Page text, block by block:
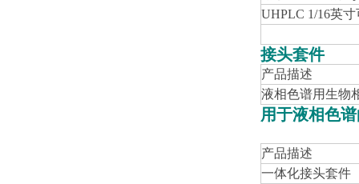
UHPLC 1/16英寸
接头套件
产品描述
液相色谱用生物
用于液相色
产品描述
一体化接头套件